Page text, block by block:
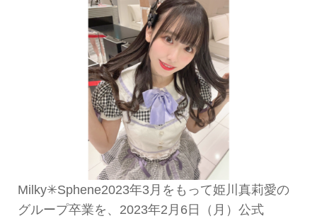
Milky✳︎Sphene2023年3月をもって姫川真莉愛の
グループ卒業を、2023年2月6日（月）公式